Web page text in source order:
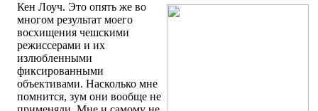
Кен Лоуч. Это опять же во
многом результат моего
восхищения чешскими
режиссерами и их
излюбленными
фиксированными
объективами. Насколько мне
помнится, зум они вообще не